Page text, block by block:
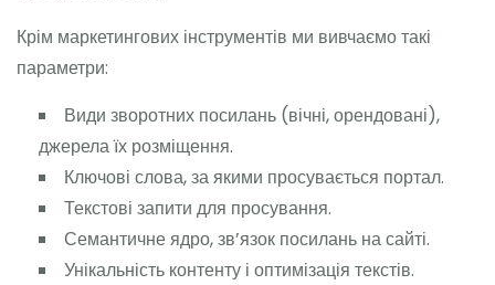
Крім маркетингових інструментів ми вивчаємо такі
параметри:
Види зворотних посилань (вічні, орендовані),
джерела їх розміщення.
Ключові слова, за якими просувається портал.
Текстові запити для просування.
Семантичне ядро, зв’язок посилань на сайті.
Унікальність контенту і оптимізація текстів.